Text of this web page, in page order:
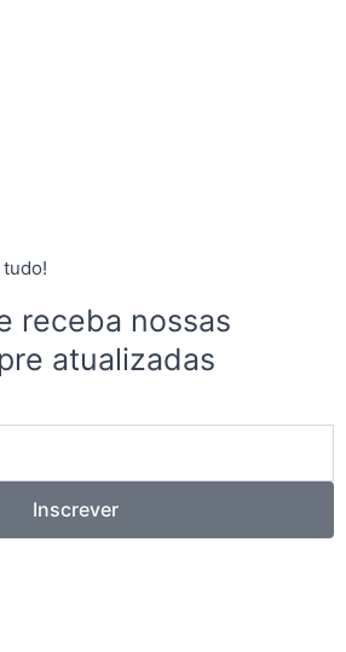
receba nossas
atualizadas
Inscrever